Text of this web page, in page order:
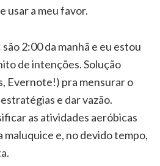
usar a meu favor.
2:00 da manhã e eu estou
de intenções. Solução
Evernote!) pra mensurar o
e dar vazão.
as atividades aeróbicas
maluquice e, no devido tempo,